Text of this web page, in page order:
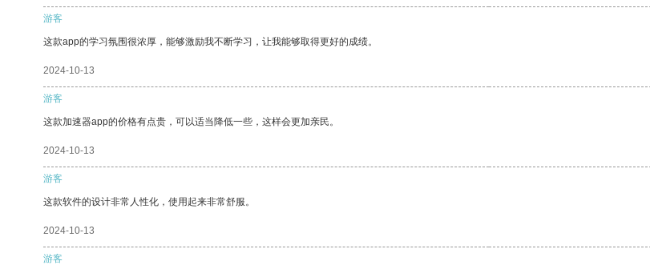
游客
这款app的学习氛围很浓厚，能够激励我不断学习，让我能够取得更好的成绩。
2024-10-13
游客
这款加速器app的价格有点贵，可以适当降低一些，这样会更加亲民。
2024-10-13
游客
这款软件的设计非常人性化，使用起来非常舒服。
2024-10-13
游客